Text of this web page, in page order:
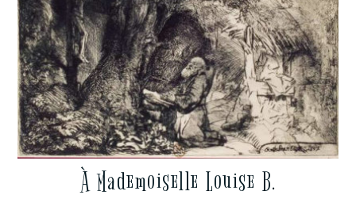
À Mademoiselle Louise B.